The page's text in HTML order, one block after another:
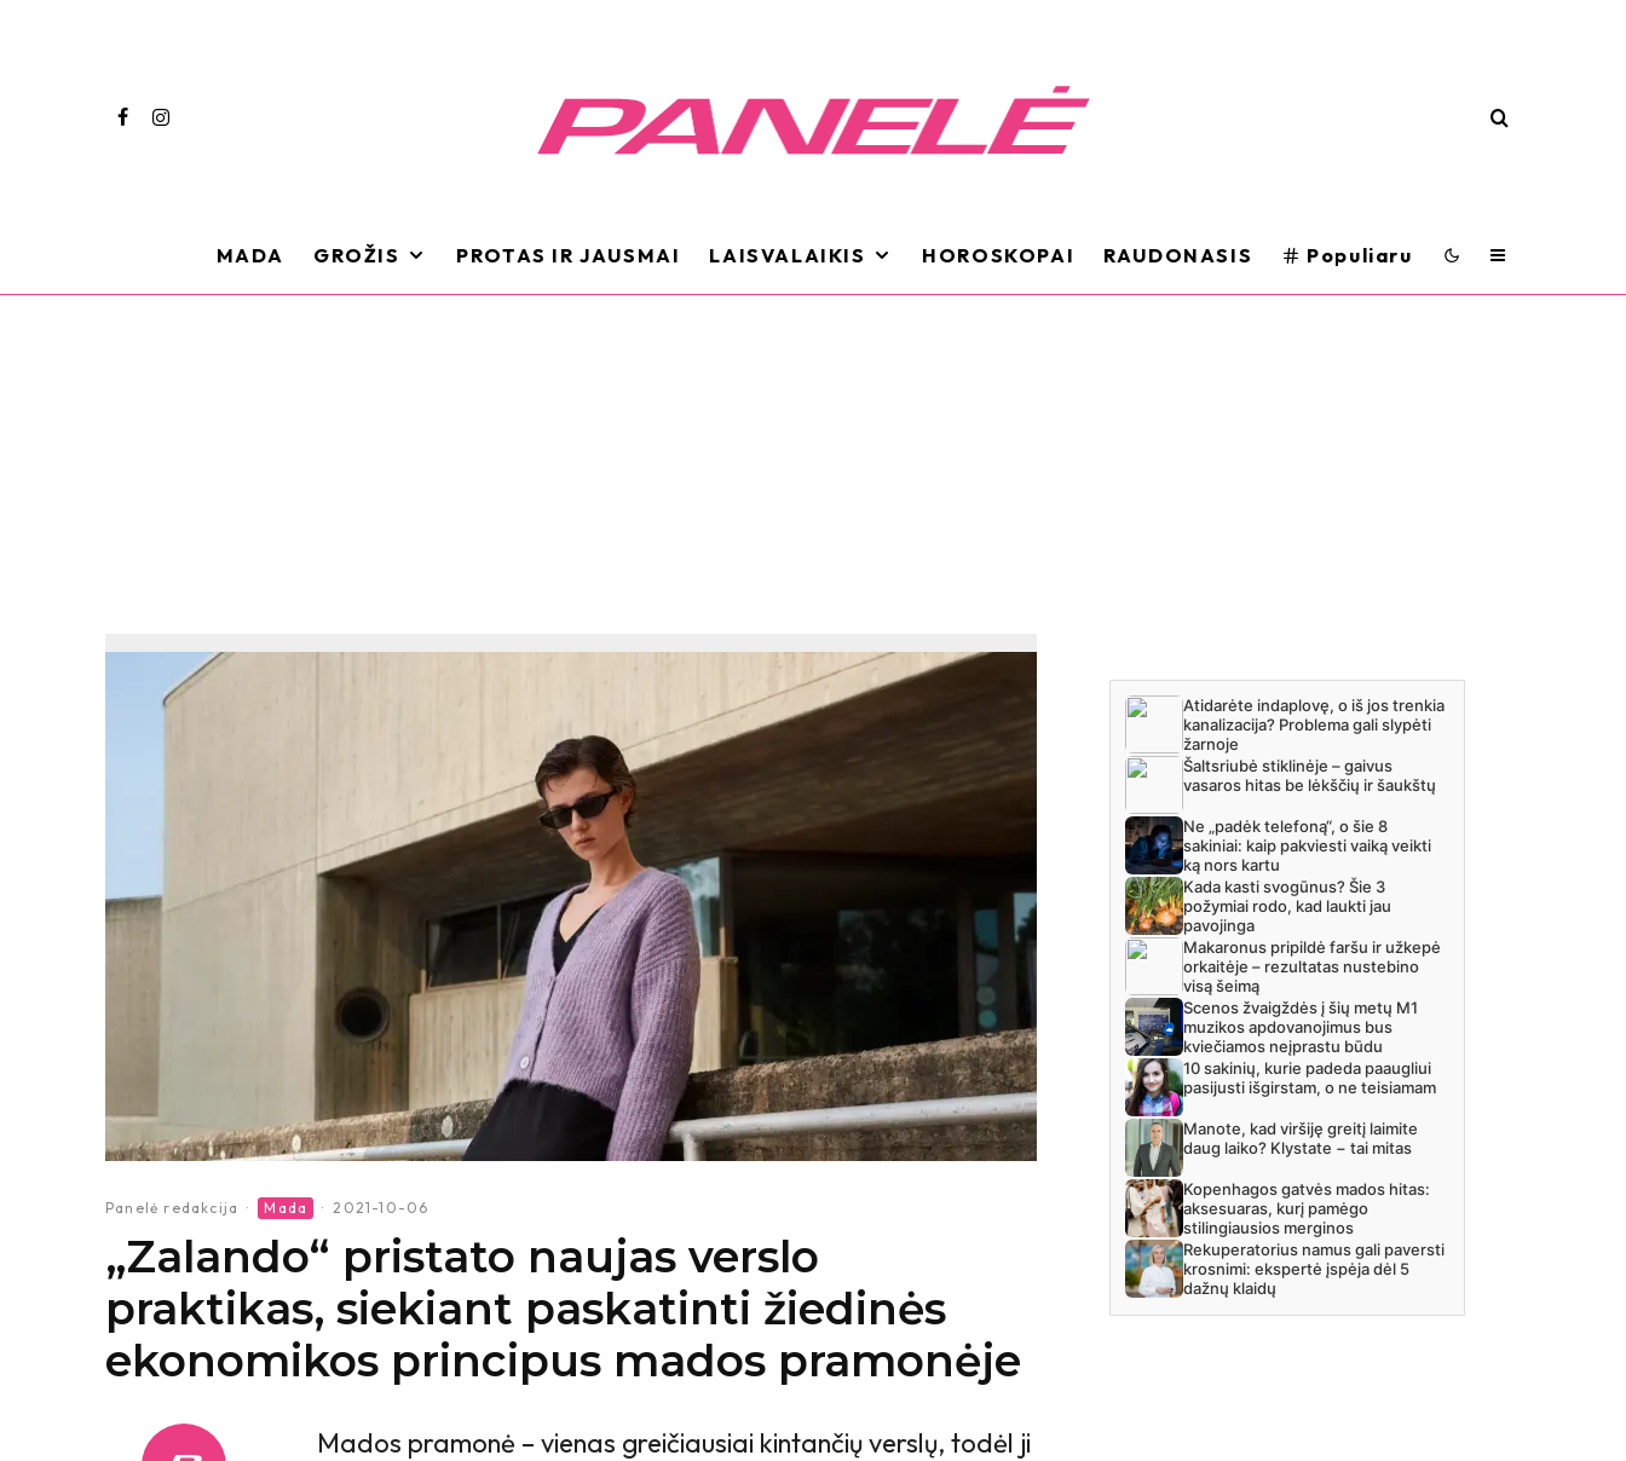
MADA GROŽIS PROTAS IR JAUSMAI LAISVALAIKIS HOROSKOPAI RAUDONASIS Populiaru
Panelė redakcija · Mada · 2021-10-06
„Zalando“ pristato naujas verslo
praktikas, siekiant paskatinti žiedinės
ekonomikos principus mados pramonėje
Mados pramonė – vienas greičiausiai kintančių verslų, todėl ji